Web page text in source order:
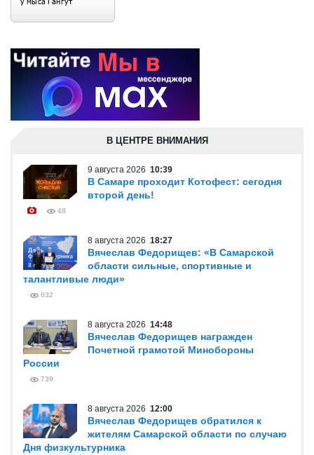
В ЦЕНТРЕ ВНИМАНИЯ
9 августа 2026 10:39
В Самаре проходит Котофест: сегодня
второй день!
48
8 августа 2026 18:27
Вячеслав Федорищев: «В Самарской
области сильные, спортивные и
талантливые люди»
632
8 августа 2026 14:48
Вячеслав Федорищев награжден
Почетной грамотой Минобороны
России
739
8 августа 2026 12:00
Вячеслав Федорищев обратился к
жителям Самарской области по случаю
Дня физкультурника